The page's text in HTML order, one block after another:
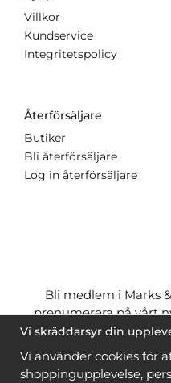
Villkor
Kundservice
Integritetspolicy
Återförsäljare
Butiker
Bli återförsäljare
Log in återförsäljare
Bli medlem i Marks
prenumerera på vårt
ner många mönster
när du handlar garn till
är
gratis
Vi skräddarsyr din
Vi använder cookies för
shoppingupplevelse,